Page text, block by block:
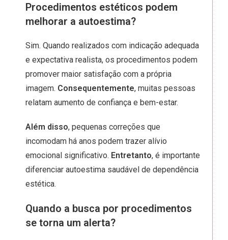
Procedimentos estéticos podem
melhorar a autoestima?
Sim. Quando realizados com indicação adequada
e expectativa realista, os procedimentos podem
promover maior satisfação com a própria
imagem. Consequentemente, muitas pessoas
relatam aumento de confiança e bem-estar.
Além disso, pequenas correções que
incomodam há anos podem trazer alívio
emocional significativo. Entretanto, é importante
diferenciar autoestima saudável de dependência
estética.
Quando a busca por procedimentos
se torna um alerta?